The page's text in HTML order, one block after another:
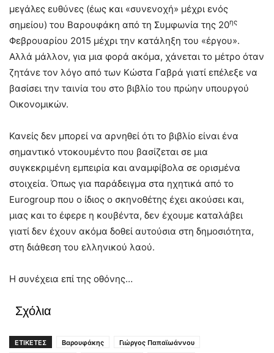
μεγάλες ευθύνες (έως και «συνενοχή» μέχρι ενός
σημείου) του Βαρουφάκη από τη Συμφωνία της 20ης
Φεβρουαρίου 2015 μέχρι την κατάληξη του «έργου».
Αλλά μάλλον, για μια φορά ακόμα, χάνεται το μέτρο όταν
ζητάνε τον λόγο από των Κώστα Γαβρά γιατί επέλεξε να
βασίσει την ταινία του στο βιβλίο του πρώην υπουργού
Οικονομικών.
Κανείς δεν μπορεί να αρνηθεί ότι το βιβλίο είναι ένα
σημαντικό ντοκουμέντο που βασίζεται σε μια
συγκεκριμένη εμπειρία και αναμφίβολα σε ορισμένα
στοιχεία. Όπως για παράδειγμα στα ηχητικά από το
Eurogroup που ο ίδιος ο σκηνοθέτης έχει ακούσει και,
μιας και το έφερε η κουβέντα, δεν έχουμε καταλάβει
γιατί δεν έχουν ακόμα δοθεί αυτούσια στη δημοσιότητα,
στη διάθεση του ελληνικού λαού.
Η συνέχεια επί της οθόνης…
Σχόλια
ΕΤΙΚΕΤΕΣ Βαρουφάκης
Γιώργος Παπαϊωάννου